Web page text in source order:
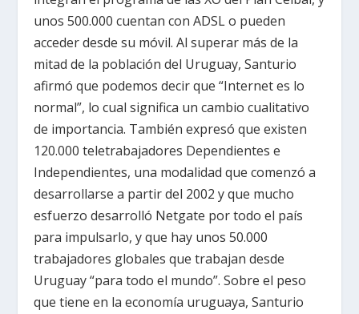
unos 500.000 cuentan con ADSL o pueden
acceder desde su móvil. Al superar más de la
mitad de la población del Uruguay, Santurio
afirmó que podemos decir que “Internet es lo
normal”, lo cual significa un cambio cualitativo
de importancia. También expresó que existen
120.000 teletrabajadores Dependientes e
Independientes, una modalidad que comenzó a
desarrollarse a partir del 2002 y que mucho
esfuerzo desarrolló Netgate por todo el país
para impulsarlo, y que hay unos 50.000
trabajadores globales que trabajan desde
Uruguay “para todo el mundo”. Sobre el peso
que tiene en la economía uruguaya, Santurio